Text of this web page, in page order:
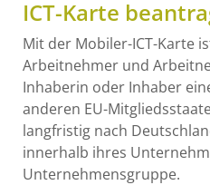
ICT-Karte
Mit der Mobiler-ICT-Karte
Arbeitnehmer und
Inhaberin oder Inhaber
anderen EU-
langfristig nach
innerhalb ihres
Unternehmensgruppe.